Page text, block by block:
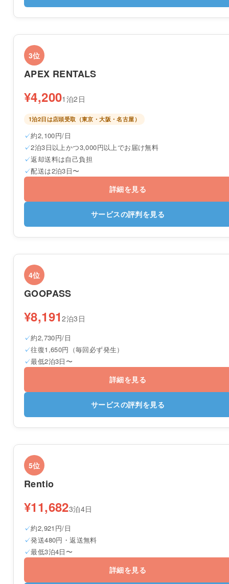
3位
APEX RENTALS
¥4,2001泊2日
1泊2日は店頭受取（東京・大阪・名古屋）
約2,100円/日
2泊3日以上かつ3,000円以上でお届け無料
返却送料は自己負担
配送は2泊3日〜
詳細を見る
サービスの評判を見る
4位
GOOPASS
¥8,1912泊3日
約2,730円/日
往復1,650円（毎回必ず発生）
最低2泊3日〜
詳細を見る
サービスの評判を見る
5位
Rentio
¥11,6823泊4日
約2,921円/日
発送480円・返送無料
最低3泊4日〜
詳細を見る